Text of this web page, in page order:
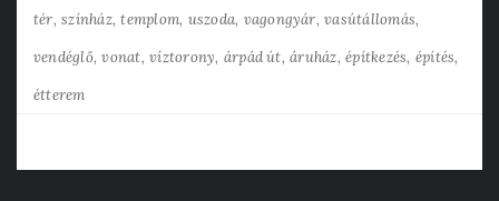
tér színház templom uszoda vagongyár vasútállomás
vendéglő vonat víztorony árpád út áruház építkezés építés
étterem